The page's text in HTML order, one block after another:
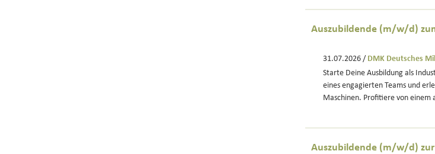
Auszubildende (m/w/d)
31.07.2026 / DMK Deutsches
Starte Deine Ausbildung als
eines engagierten Teams und
Maschinen. Profitiere von einem
Auszubildende (m/w/d)